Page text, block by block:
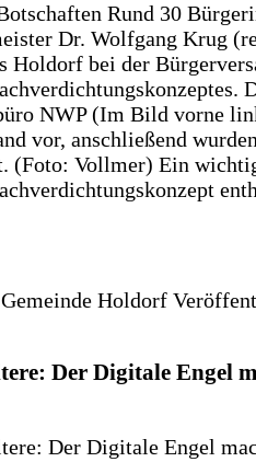
Rund 30
Dr. Wolfgang Krug
Holdorf bei der
NWP (Im Bild vorne
vor, anschließend
(Foto: Vollmer) Ein
Holdorf
Der Digitale Engel